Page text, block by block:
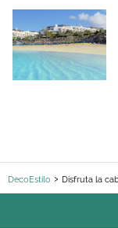
DecoEstilo Disfruta la